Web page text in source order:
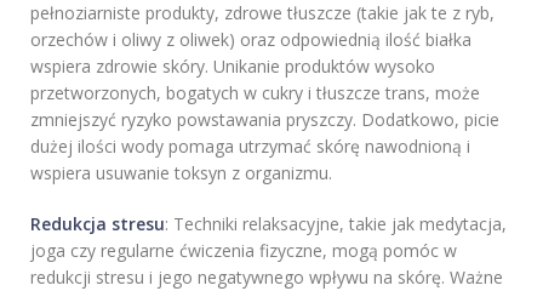
pełnoziarniste produkty, zdrowe tłuszcze (takie jak te z ryb,
orzechów i oliwy z oliwek) oraz odpowiednią ilość białka
wspiera zdrowie skóry. Unikanie produktów wysoko
przetworzonych, bogatych w cukry i tłuszcze trans, może
zmniejszyć ryzyko powstawania pryszczy. Dodatkowo, picie
dużej ilości wody pomaga utrzymać skórę nawodnioną i
wspiera usuwanie toksyn z organizmu.
Redukcja stresu: Techniki relaksacyjne, takie jak medytacja,
joga czy regularne ćwiczenia fizyczne, mogą pomóc w
redukcji stresu i jego negatywnego wpływu na skórę. Ważne